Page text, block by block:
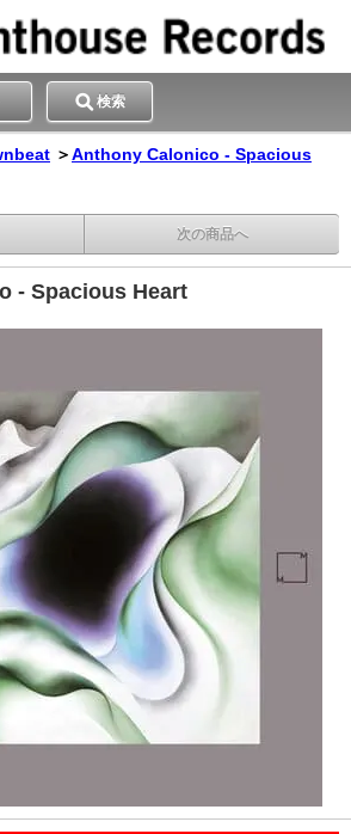
検索
＞Anthony Calonico - Spacious
次の商品へ
- Spacious Heart